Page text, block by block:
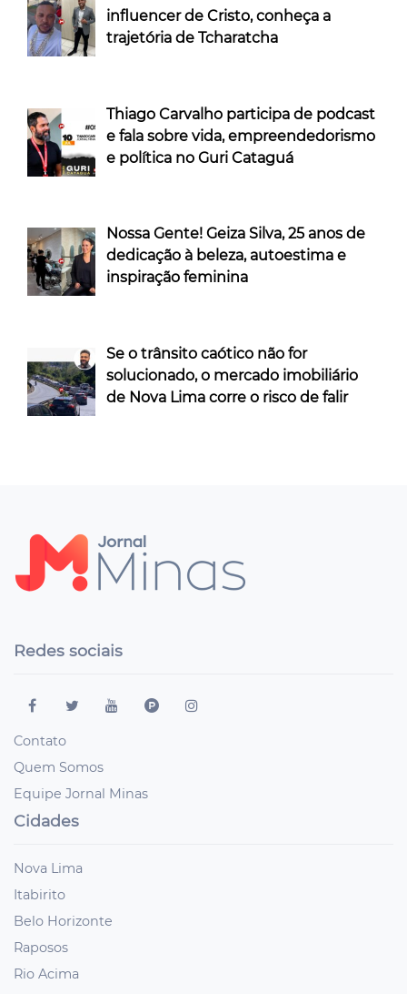
influencer de Cristo, conheça a
trajetória de Tcharatcha
Thiago Carvalho participa de podcast
e fala sobre vida, empreendedorismo
e política no Guri Cataguá
Nossa Gente! Geiza Silva, 25 anos de
dedicação à beleza, autoestima e
inspiração feminina
Se o trânsito caótico não for
solucionado, o mercado imobiliário
de Nova Lima corre o risco de falir
Redes sociais
Contato
Quem Somos
Equipe Jornal Minas
Cidades
Nova Lima
Itabirito
Belo Horizonte
Raposos
Rio Acima